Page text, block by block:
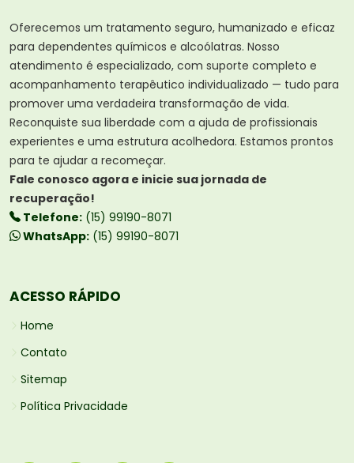
Oferecemos um tratamento seguro, humanizado e eficaz
para dependentes químicos e alcoólatras. Nosso
atendimento é especializado, com suporte completo e
acompanhamento terapêutico individualizado — tudo para
promover uma verdadeira transformação de vida.
Reconquiste sua liberdade com a ajuda de profissionais
experientes e uma estrutura acolhedora. Estamos prontos
para te ajudar a recomeçar.
Fale conosco agora e inicie sua jornada de
recuperação!
Telefone: (15) 99190-8071
WhatsApp: (15) 99190-8071
ACESSO RÁPIDO
Home
Contato
Sitemap
Política Privacidade